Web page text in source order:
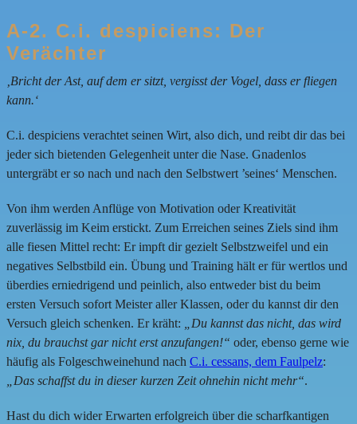
A-2. C.i. despiciens: Der
Verächter
‚Bricht der Ast, auf dem er sitzt, vergisst der Vogel, dass er fliegen
kann.‘
C.i. despiciens verachtet seinen Wirt, also dich, und reibt dir das bei
jeder sich bietenden Gelegenheit unter die Nase. Gnadenlos
untergräbt er so nach und nach den Selbstwert ’seines‘ Menschen.
Von ihm werden Anflüge von Motivation oder Kreativität
zuverlässig im Keim erstickt. Zum Erreichen seines Ziels sind ihm
alle fiesen Mittel recht: Er impft dir gezielt Selbstzweifel und ein
negatives Selbstbild ein. Übung und Training hält er für wertlos und
überdies erniedrigend und peinlich, also entweder bist du beim
ersten Versuch sofort Meister aller Klassen, oder du kannst dir den
Versuch gleich schenken. Er kräht:
„Du kannst das nicht, das wird
nix, du brauchst gar nicht erst anzufangen!“ oder, ebenso gerne wie
häufig als Folgeschweinehund nach C.i. cessans, dem Faulpelz:
„Das schaffst du in dieser kurzen Zeit ohnehin nicht mehr“.
Hast du dich wider Erwarten erfolgreich über die scharfkantigen